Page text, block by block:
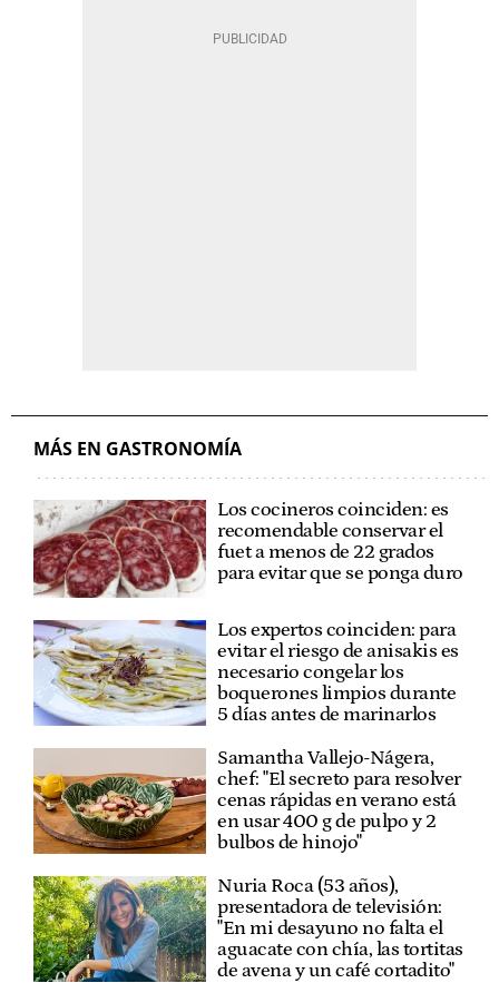
MÁS EN GASTRONOMÍA
Los cocineros coinciden: es
recomendable conservar el
fuet a menos de 22 grados
para evitar que se ponga duro
Los expertos coinciden: para
evitar el riesgo de anisakis es
necesario congelar los
boquerones limpios durante
5 días antes de marinarlos
Samantha Vallejo-Nágera,
chef: "El secreto para resolver
cenas rápidas en verano está
en usar 400 g de pulpo y 2
bulbos de hinojo"
Nuria Roca (53 años),
presentadora de televisión:
"En mi desayuno no falta el
aguacate con chía, las tortitas
de avena y un café cortadito"